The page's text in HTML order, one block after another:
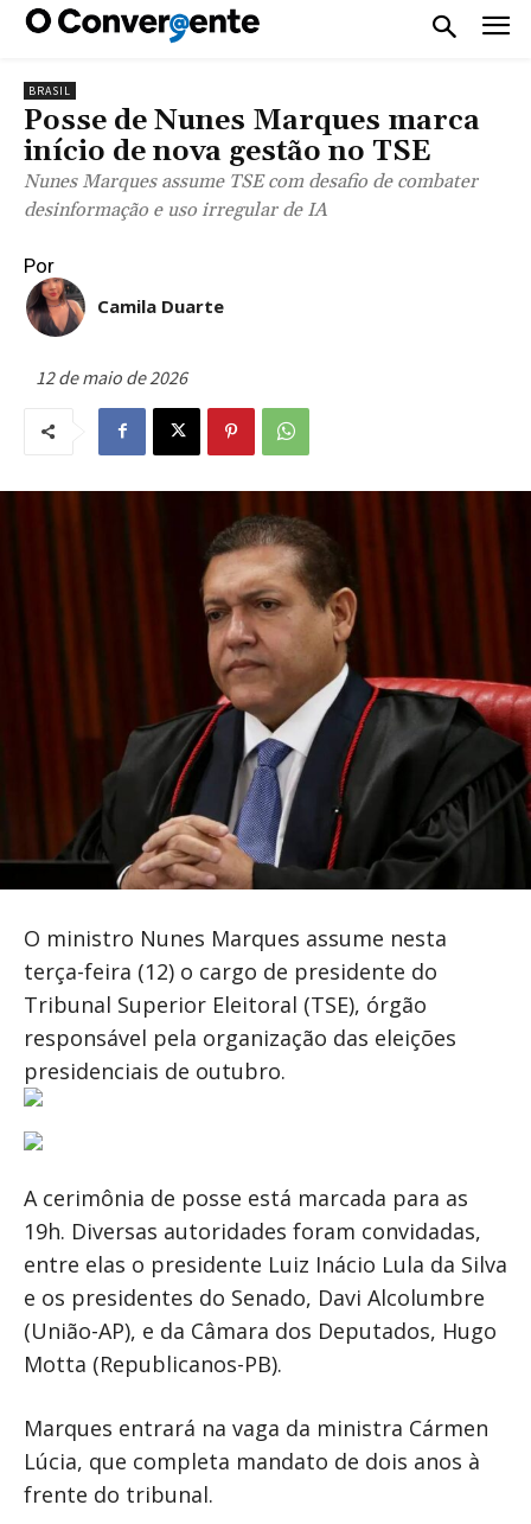
BRASIL
Posse de Nunes Marques marca
início de nova gestão no TSE
Nunes Marques assume TSE com desafio de combater
desinformação e uso irregular de IA
Por
Camila Duarte
12 de maio de 2026
O ministro Nunes Marques assume nesta
terça-feira (12) o cargo de presidente do
Tribunal Superior Eleitoral (TSE), órgão
responsável pela organização das eleições
presidenciais de outubro.
A cerimônia de posse está marcada para as
19h. Diversas autoridades foram convidadas,
entre elas o presidente Luiz Inácio Lula da Silva
e os presidentes do Senado, Davi Alcolumbre
(União-AP), e da Câmara dos Deputados, Hugo
Motta (Republicanos-PB).
Marques entrará na vaga da ministra Cármen
Lúcia, que completa mandato de dois anos à
frente do tribunal.